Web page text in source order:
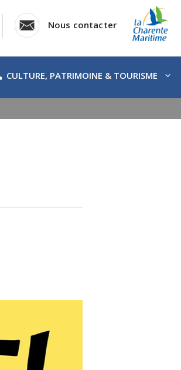
Nous contacter
CULTURE, PATRIMOINE & TOURISME